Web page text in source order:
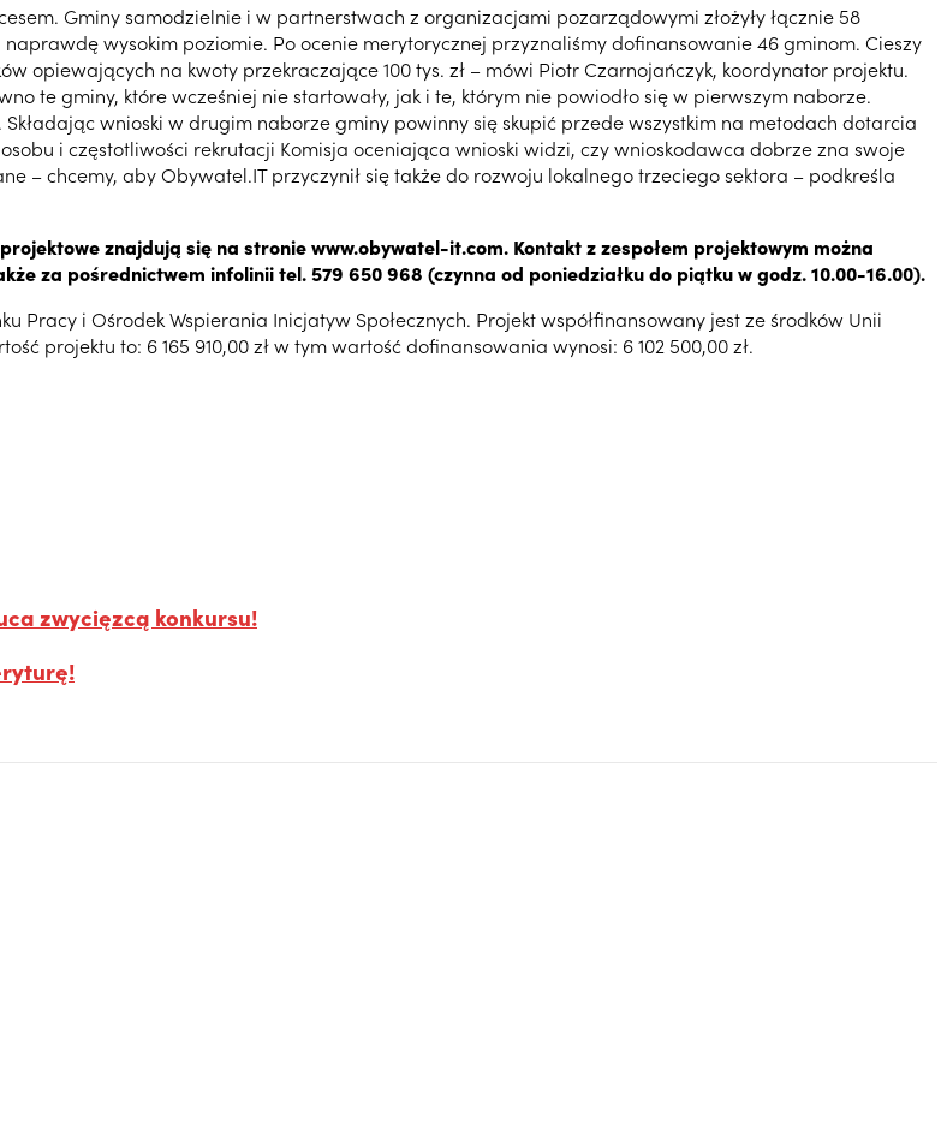
Gminy samodzielnie i w partnerstwach z organizacjami pozarządowymi złożyły łącznie 58
wysokim poziomie. Po ocenie merytorycznej przyznaliśmy dofinansowanie 46 gminom. Cieszy
opiewających na kwoty przekraczające 100 tys. zł – mówi Piotr Czarnojańczyk, koordynator projektu.
te gminy, które wcześniej nie startowały, jak i te, którym nie powiodło się w pierwszym naborze.
wnioski w drugim naborze gminy powinny się skupić przede wszystkim na metodach dotarcia
i częstotliwości rekrutacji Komisja oceniająca wnioski widzi, czy wnioskodawca dobrze zna swoje
– chcemy, aby Obywatel.IT przyczynił się także do rozwoju lokalnego trzeciego sektora – podkreśla
znajdują się na stronie www.obywatel-it.com. Kontakt z zespołem projektowym można
za pośrednictwem infolinii tel. 579 650 968 (czynna od poniedziałku do piątku w godz. 10.00-16.00).
Pracy i Ośrodek Wspierania Inicjatyw Społecznych. Projekt współfinansowany jest ze środków Unii
projektu to: 6 165 910,00 zł w tym wartość dofinansowania wynosi: 6 102 500,00 zł.
zwycięzcą konkursu!